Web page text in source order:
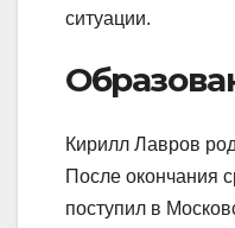
ситуации.
Кирилл Лавров
После окончания
поступил в